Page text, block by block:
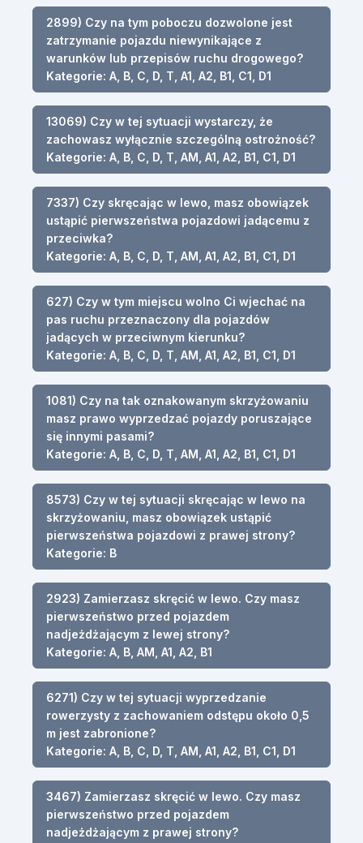
2899) Czy na tym poboczu dozwolone jest
zatrzymanie pojazdu niewynikające z
warunków lub przepisów ruchu drogowego?
Kategorie: A, B, C, D, T, A1, A2, B1, C1, D1
13069) Czy w tej sytuacji wystarczy, że
zachowasz wyłącznie szczególną ostrożność?
Kategorie: A, B, C, D, T, AM, A1, A2, B1, C1, D1
7337) Czy skręcając w lewo, masz obowiązek
ustąpić pierwszeństwa pojazdowi jadącemu z
przeciwka?
Kategorie: A, B, C, D, T, AM, A1, A2, B1, C1, D1
627) Czy w tym miejscu wolno Ci wjechać na
pas ruchu przeznaczony dla pojazdów
jadących w przeciwnym kierunku?
Kategorie: A, B, C, D, T, AM, A1, A2, B1, C1, D1
1081) Czy na tak oznakowanym skrzyżowaniu
masz prawo wyprzedzać pojazdy poruszające
się innymi pasami?
Kategorie: A, B, C, D, T, AM, A1, A2, B1, C1, D1
8573) Czy w tej sytuacji skręcając w lewo na
skrzyżowaniu, masz obowiązek ustąpić
pierwszeństwa pojazdowi z prawej strony?
Kategorie: B
2923) Zamierzasz skręcić w lewo. Czy masz
pierwszeństwo przed pojazdem
nadjeżdżającym z lewej strony?
Kategorie: A, B, AM, A1, A2, B1
6271) Czy w tej sytuacji wyprzedzanie
rowerzysty z zachowaniem odstępu około 0,5
m jest zabronione?
Kategorie: A, B, C, D, T, AM, A1, A2, B1, C1, D1
3467) Zamierzasz skręcić w lewo. Czy masz
pierwszeństwo przed pojazdem
nadjeżdżającym z prawej strony?